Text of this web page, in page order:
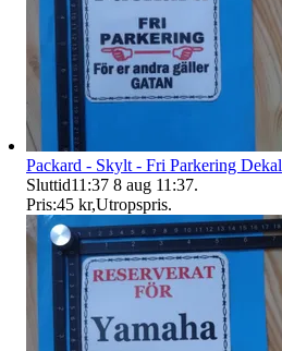
Packard - Skylt - Fri Parkering Dekal
Sluttid11:37 8 aug 11:37.
Pris:45 kr,Utropspris.